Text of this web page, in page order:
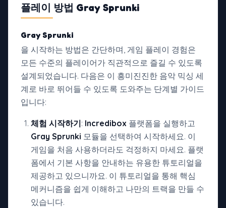
플레이 방법 Gray Sprunki
Gray Sprunki
을 시작하는 방법은 간단하며, 게임 플레이 경험은
모든 수준의 플레이어가 직관적으로 즐길 수 있도록
설계되었습니다. 다음은 이 흥미진진한 음악 믹싱 세
계로 바로 뛰어들 수 있도록 도와주는 단계별 가이드
입니다:
체험 시작하기: Incredibox 플랫폼을 실행하고
Gray Sprunki 모듈을 선택하여 시작하세요. 이
게임을 처음 사용하더라도 걱정하지 마세요. 플랫
폼에서 기본 사항을 안내하는 유용한 튜토리얼을
제공하고 있으니까요. 이 튜토리얼을 통해 핵심
메커니즘을 쉽게 이해하고 나만의 트랙을 만들 수
있습니다.